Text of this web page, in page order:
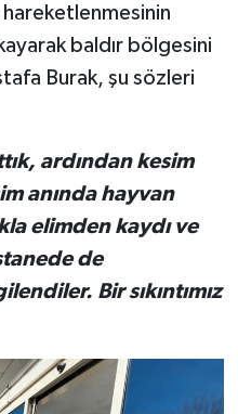
hareketlenmesinin
baldır bölgesini
Burak, şu sözleri
ardından kesim
anında hayvan
elimden kaydı ve
de
Bir sıkıntımız